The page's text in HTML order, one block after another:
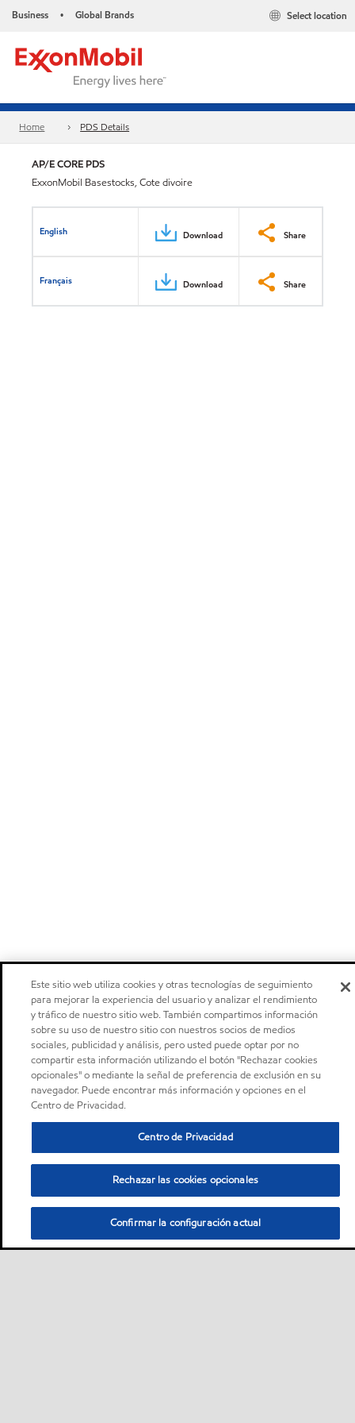
Business • Global Brands Select location
Home PDS Details
AP/E CORE PDS
ExxonMobil Basestocks, Cote divoire
English Download Share
Français Download Share
Este sitio web utiliza cookies y otras tecnologías de seguimiento
para mejorar la experiencia del usuario y analizar el rendimiento
y tráfico de nuestro sitio web. También compartimos información
sobre su uso de nuestro sitio con nuestros socios de medios
sociales, publicidad y análisis, pero usted puede optar por no
compartir esta información utilizando el botón "Rechazar cookies
opcionales" o mediante la señal de preferencia de exclusión en su
navegador. Puede encontrar más información y opciones en el
Centro de Privacidad.
Centro de Privacidad
Rechazar las cookies opcionales
Confirmar la configuración actual